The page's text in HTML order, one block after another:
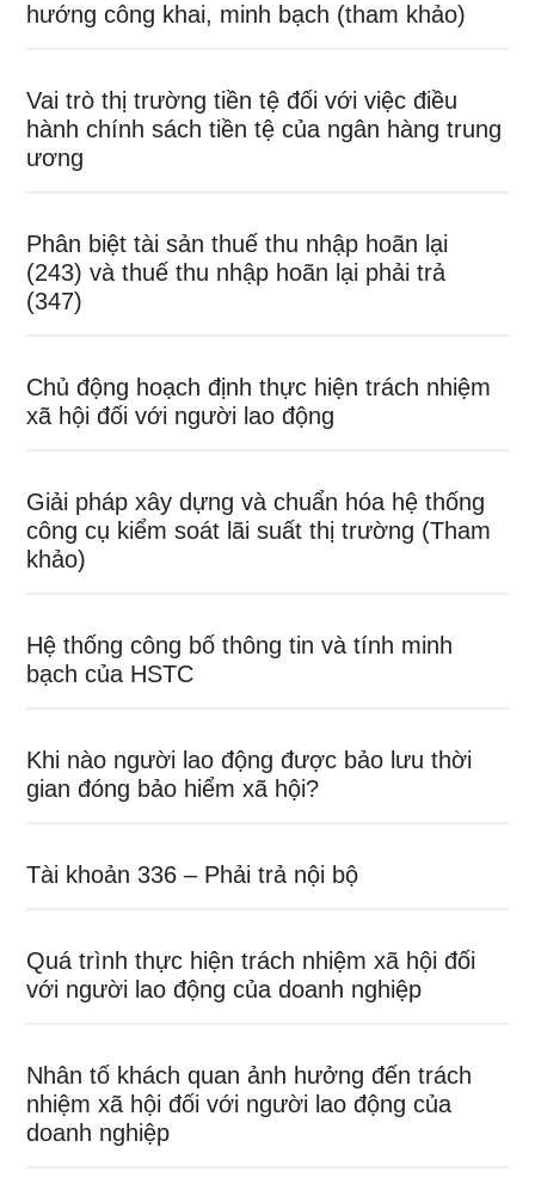
hướng công khai, minh bạch (tham khảo)
Vai trò thị trường tiền tệ đối với việc điều
hành chính sách tiền tệ của ngân hàng trung
ương
Phân biệt tài sản thuế thu nhập hoãn lại
(243) và thuế thu nhập hoãn lại phải trả
(347)
Chủ động hoạch định thực hiện trách nhiệm
xã hội đối với người lao động
Giải pháp xây dựng và chuẩn hóa hệ thống
công cụ kiểm soát lãi suất thị trường (Tham
khảo)
Hệ thống công bố thông tin và tính minh
bạch của HSTC
Khi nào người lao động được bảo lưu thời
gian đóng bảo hiểm xã hội?
Tài khoản 336 – Phải trả nội bộ
Quá trình thực hiện trách nhiệm xã hội đối
với người lao động của doanh nghiệp
Nhân tố khách quan ảnh hưởng đến trách
nhiệm xã hội đối với người lao động của
doanh nghiệp